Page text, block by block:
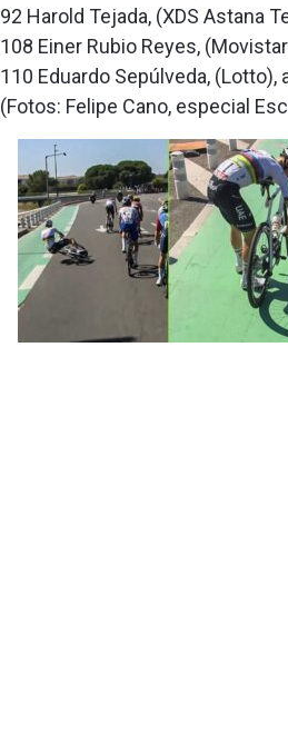
92 Harold Tejada, (XDS Astana
108 Einer Rubio Reyes,
110 Eduardo Sepúlveda, (Lotto),
(Fotos: Felipe Cano, especial